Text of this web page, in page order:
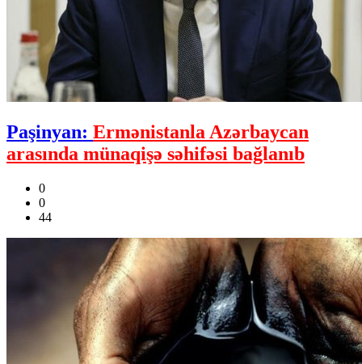
Paşinyan: Ermənistanla Azərbaycan
arasında münaqişə səhifəsi bağlanıb
0
0
44